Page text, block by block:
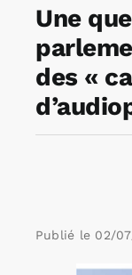
Agenda
Kiosque
Annonces
Une
des «
Publié le 02/